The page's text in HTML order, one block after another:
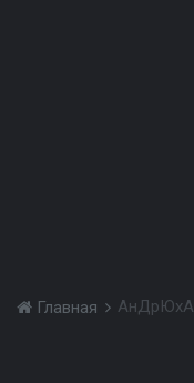
Главная АнДрЮхА